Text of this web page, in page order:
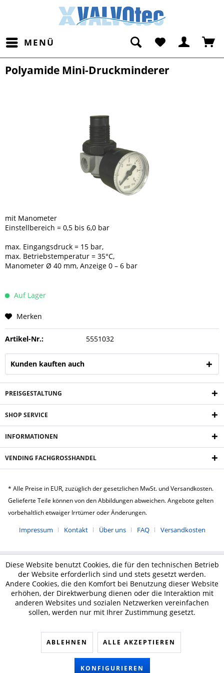
MENÜ
Polyamide Mini-Druckminderer
mit Manometer
Einstellbereich = 0,5 bis 6,0 bar
max. Eingangsdruck = 15 bar,
max. Betriebstemperatur = 35°C,
Manometer Ø 40 mm, Anzeige 0 – 6 bar
Auf Lager
Merken
Artikel-Nr.: 5551032
Kunden kauften auch
PREISGESTALTUNG
SHOP SERVICE
INFORMATIONEN
VENDING FACHGROSSHANDEL
* Alle Preise in EUR, zuzüglich der gesetzlichen MwSt. und Versandkosten.
Gelieferte Teile können von den Abbildungen abweichen. Angebote gelten
vorbehaltlich etwaiger Irrtümer oder Änderungen.
Impressum Kontakt Über uns FAQ Versandkosten
Diese Website benutzt Cookies, die für den technischen Betrieb
der Website erforderlich sind und stets gesetzt werden.
Andere Cookies, die den Komfort bei Benutzung dieser Website
erhöhen, der Direktwerbung dienen oder die Interaktion mit
anderen Websites und sozialen Netzwerken vereinfachen
sollen, werden nur mit Ihrer Zustimmung gesetzt.
ABLEHNEN ALLE AKZEPTIEREN
KONFIGURIEREN